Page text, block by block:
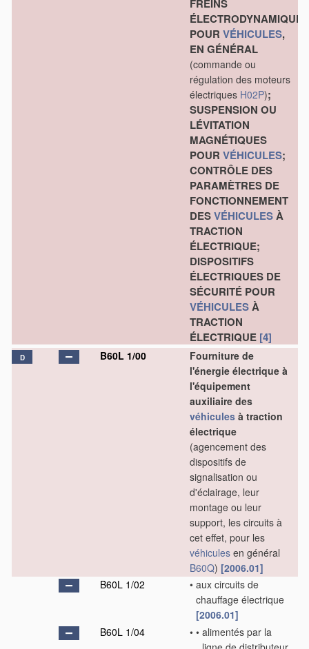
FREINS
ÉLECTRODYNAMIQUES
POUR VÉHICULES,
EN GÉNÉRAL
(commande ou
régulation des moteurs
électriques H02P);
SUSPENSION OU
LÉVITATION
MAGNÉTIQUES
POUR VÉHICULES;
CONTRÔLE DES
PARAMÈTRES DE
FONCTIONNEMENT
DESVÉHICULESÀ
TRACTION
ÉLECTRIQUE;
DISPOSITIFS
ÉLECTRIQUES DE
SÉCURITÉ POUR
VÉHICULESÀ
TRACTION
ÉLECTRIQUE [4]
D B60L 1/00
Fourniture de
l'énergie électrique à
l'équipement
auxiliaire des
véhicules à traction
électrique
(agencement des
dispositifs de
signalisation ou
d'éclairage, leur
montage ou leur
support, les circuits à
cet effet, pour les
véhicules en général
B60Q) [2006.01]
B60L 1/02
• aux circuits de
chauffage électrique
[2006.01]
B60L 1/04
• • alimentés par la